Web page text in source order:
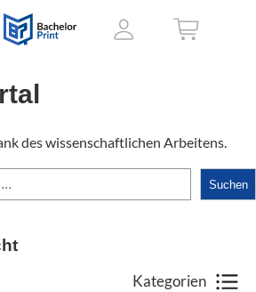
des wissenschaftlichen Arbeitens.
Suchen
Kategorien